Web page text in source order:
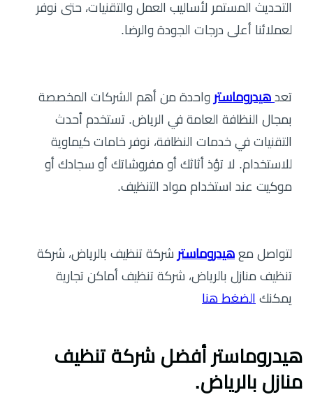
التحديث المستمر لأساليب العمل والتقنيات، حتى نوفر
لعملائنا أعلى درجات الجودة والرضا.
تعد هيدروماستر واحدة من أهم الشركات المخصصة
بمجال النظافة العامة في الرياض. تستخدم أحدث
التقنيات في خدمات النظافة، نوفر خامات كيماوية
للاستخدام. لا تؤذ أثاثك أو مفروشاتك أو سجادك أو
موكيت عند استخدام مواد التنظيف.
لتواصل مع هيدروماستر شركة تنظيف بالرياض، شركة
تنظيف منازل بالرياض، شركة تنظيف أماكن تجارية
يمكنك الضغط هنا
هيدروماستر أفضل شركة تنظيف
منازل بالرياض.